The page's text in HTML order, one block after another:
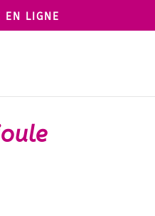
EN LIGNE